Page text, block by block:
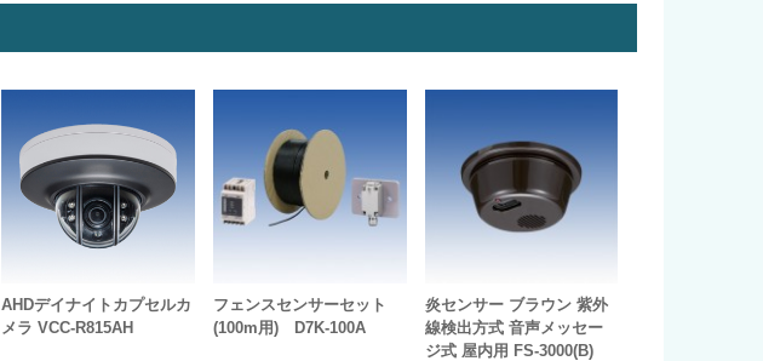
AHDデイナイトカプセルカ
メラ VCC-R815AH
フェンスセンサーセット
(100m用) D7K-100A
炎センサー ブラウン 紫外
線検出方式 音声メッセー
ジ式 屋内用 FS-3000(B)